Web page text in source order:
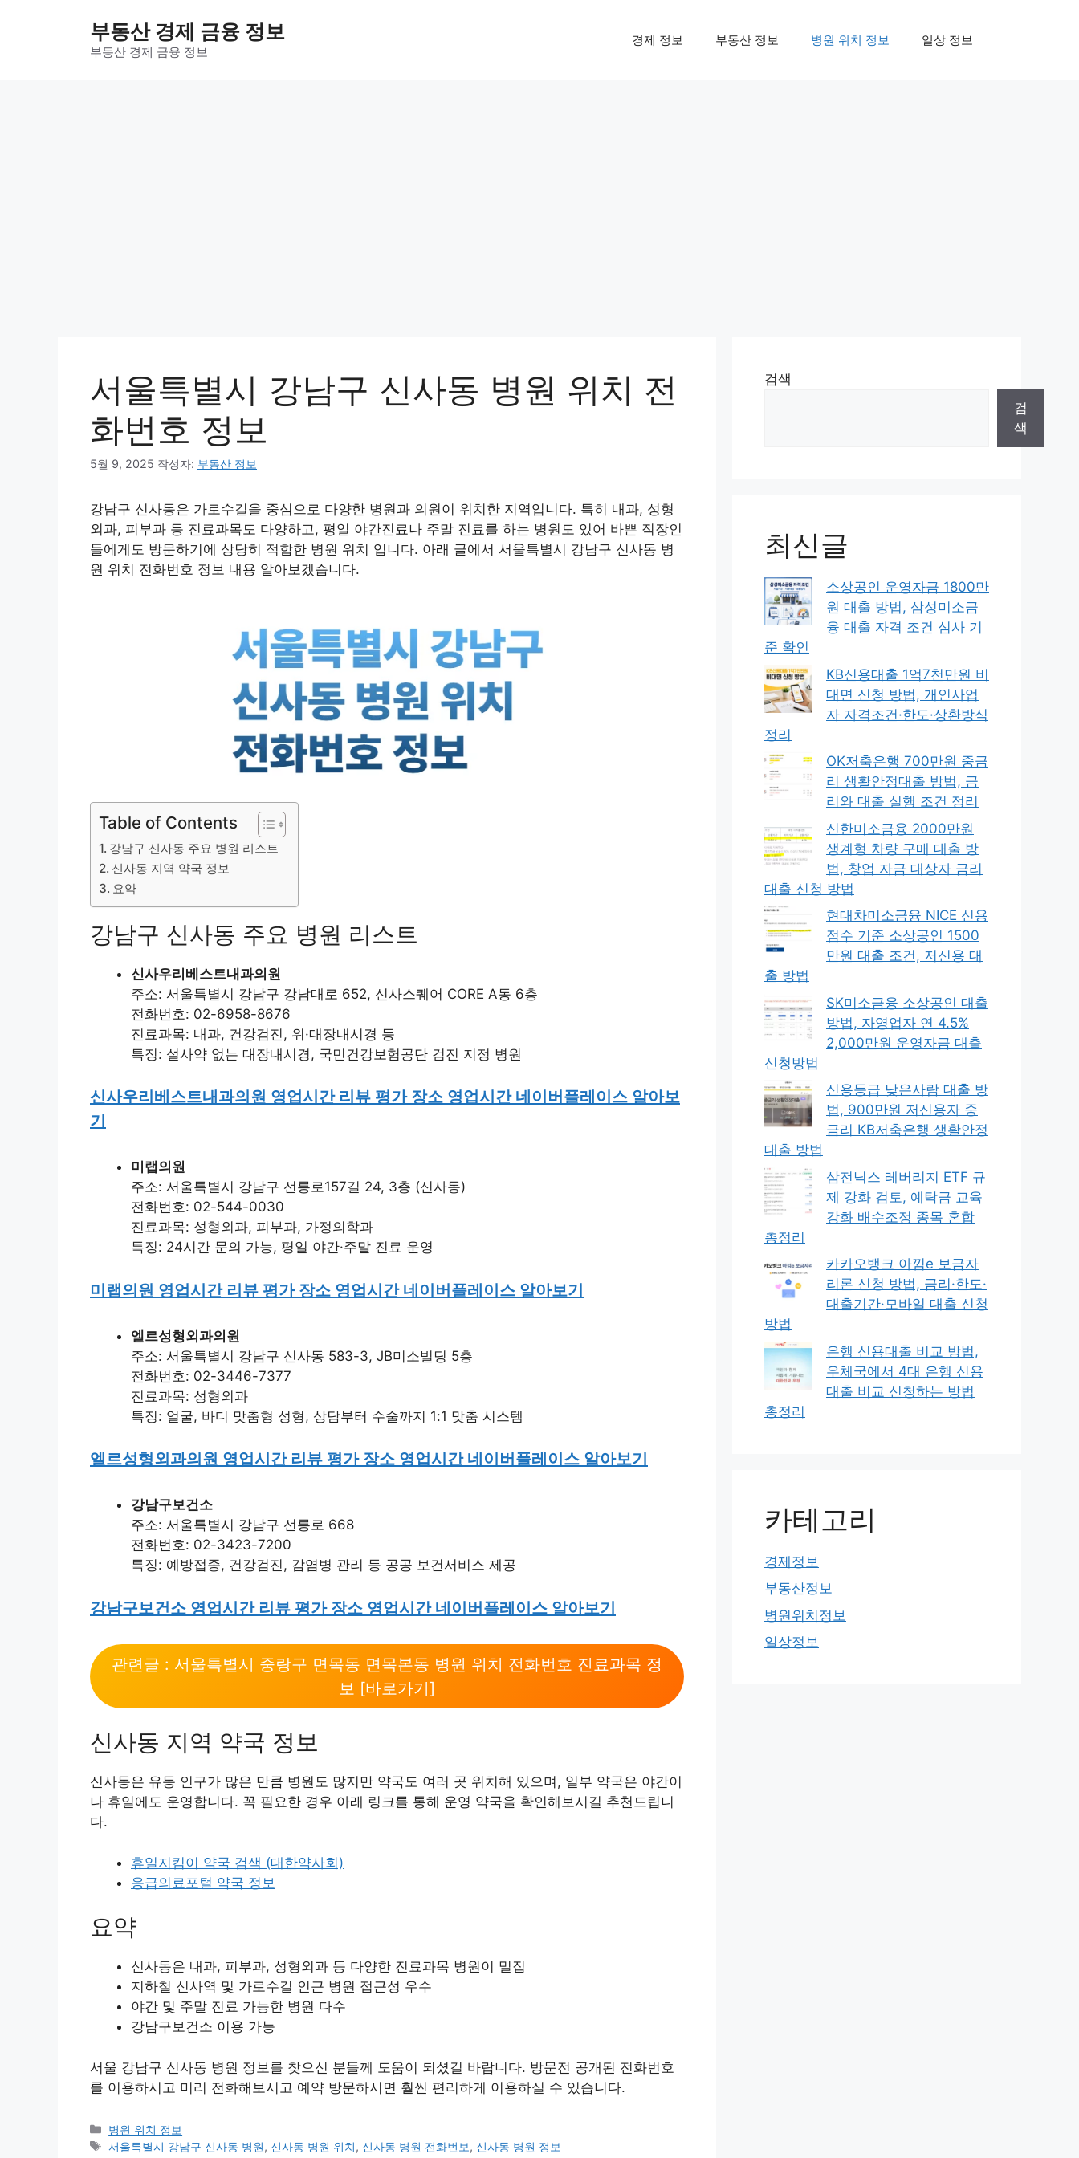
부동산 경제 금융 정보
부동산 경제 금융 정보
경제 정보 부동산 정보 병원 위치 정보 일상 정보
서울특별시 강남구 신사동 병원 위치 전
화번호 정보
5월 9, 2025 작성자: 부동산 정보
강남구 신사동은 가로수길을 중심으로 다양한 병원과 의원이 위치한 지역입니다. 특히 내과, 성형
외과, 피부과 등 진료과목도 다양하고, 평일 야간진료나 주말 진료를 하는 병원도 있어 바쁜 직장인
들에게도 방문하기에 상당히 적합한 병원 위치 입니다. 아래 글에서 서울특별시 강남구 신사동 병
원 위치 전화번호 정보 내용 알아보겠습니다.
Table of Contents
강남구 신사동 주요 병원 리스트
신사동 지역 약국 정보
요약
강남구 신사동 주요 병원 리스트
신사우리베스트내과의원
주소: 서울특별시 강남구 강남대로 652, 신사스퀘어 CORE A동 6층
전화번호: 02-6958-8676
진료과목: 내과, 건강검진, 위·대장내시경 등
특징: 설사약 없는 대장내시경, 국민건강보험공단 검진 지정 병원
신사우리베스트내과의원 영업시간 리뷰 평가 장소 영업시간 네이버플레이스 알아보
기
미랩의원
주소: 서울특별시 강남구 선릉로157길 24, 3층 (신사동)
전화번호: 02-544-0030
진료과목: 성형외과, 피부과, 가정의학과
특징: 24시간 문의 가능, 평일 야간·주말 진료 운영
미랩의원 영업시간 리뷰 평가 장소 영업시간 네이버플레이스 알아보기
엘르성형외과의원
주소: 서울특별시 강남구 신사동 583-3, JB미소빌딩 5층
전화번호: 02-3446-7377
진료과목: 성형외과
특징: 얼굴, 바디 맞춤형 성형, 상담부터 수술까지 1:1 맞춤 시스템
엘르성형외과의원 영업시간 리뷰 평가 장소 영업시간 네이버플레이스 알아보기
강남구보건소
주소: 서울특별시 강남구 선릉로 668
전화번호: 02-3423-7200
특징: 예방접종, 건강검진, 감염병 관리 등 공공 보건서비스 제공
강남구보건소 영업시간 리뷰 평가 장소 영업시간 네이버플레이스 알아보기
관련글 : 서울특별시 중랑구 면목동 면목본동 병원 위치 전화번호 진료과목 정
보 [바로가기]
신사동 지역 약국 정보
신사동은 유동 인구가 많은 만큼 병원도 많지만 약국도 여러 곳 위치해 있으며, 일부 약국은 야간이
나 휴일에도 운영합니다. 꼭 필요한 경우 아래 링크를 통해 운영 약국을 확인해보시길 추천드립니
다.
휴일지킴이 약국 검색 (대한약사회)
응급의료포털 약국 정보
요약
신사동은 내과, 피부과, 성형외과 등 다양한 진료과목 병원이 밀집
지하철 신사역 및 가로수길 인근 병원 접근성 우수
야간 및 주말 진료 가능한 병원 다수
강남구보건소 이용 가능
서울 강남구 신사동 병원 정보를 찾으신 분들께 도움이 되셨길 바랍니다. 방문전 공개된 전화번호
를 이용하시고 미리 전화해보시고 예약 방문하시면 훨씬 편리하게 이용하실 수 있습니다.
카
테
병원 위치 정보
태
서울특별시 강남구 신사동 병원, 신사동 병원 위치, 신사동 병원 전화번보, 신사동 병원 정보
검색
검
색
최신글
소상공인 운영자금 1800만
원 대출 방법, 삼성미소금
융 대출 자격 조건 심사 기
준 확인
KB신용대출 1억7천만원 비
대면 신청 방법, 개인사업
자 자격조건·한도·상환방식
정리
OK저축은행 700만원 중금
리 생활안정대출 방법, 금
리와 대출 실행 조건 정리
신한미소금융 2000만원
생계형 차량 구매 대출 방
법, 창업 자금 대상자 금리
대출 신청 방법
현대차미소금융 NICE 신용
점수 기준 소상공인 1500
만원 대출 조건, 저신용 대
출 방법
SK미소금융 소상공인 대출
방법, 자영업자 연 4.5%
2,000만원 운영자금 대출
신청방법
신용등급 낮은사람 대출 방
법, 900만원 저신용자 중
금리 KB저축은행 생활안정
대출 방법
삼전닉스 레버리지 ETF 규
제 강화 검토, 예탁금 교육
강화 배수조정 종목 혼합
총정리
카카오뱅크 아낌e 보금자
리론 신청 방법, 금리·한도·
대출기간·모바일 대출 신청
방법
은행 신용대출 비교 방법,
우체국에서 4대 은행 신용
대출 비교 신청하는 방법
총정리
카테고리
경제정보
부동산정보
병원위치정보
일상정보